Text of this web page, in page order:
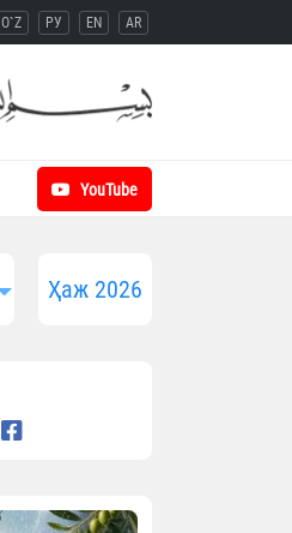
O`Z РУ EN AR
YouTube
Ҳаж 2026